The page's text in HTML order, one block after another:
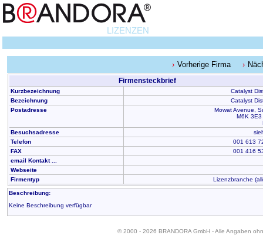
LIZENZEN
Vorherige Firma
Firmensteckbrief
Kurzbezeichnung
Catalyst
Bezeichnung
Catalyst
Postadresse
Mowat Avenue,
M6K 3E3
Besuchsadresse
Telefon
001 613
FAX
001 416
email Kontakt ...
Webseite
Firmentyp
Lizenzbranche
Beschreibung:
Keine Beschreibung verfügbar
© 2000 - 2026 BRANDORA GmbH - Alle Angaben